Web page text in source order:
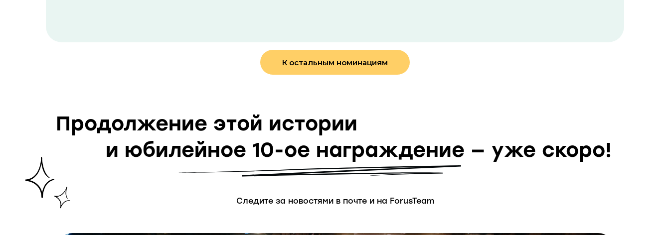
К остальным номинациям
Продолжение этой истории
и юбилейное 10-ое награждение — уже скоро!
Следите за новостями в почте и на ForusTeam